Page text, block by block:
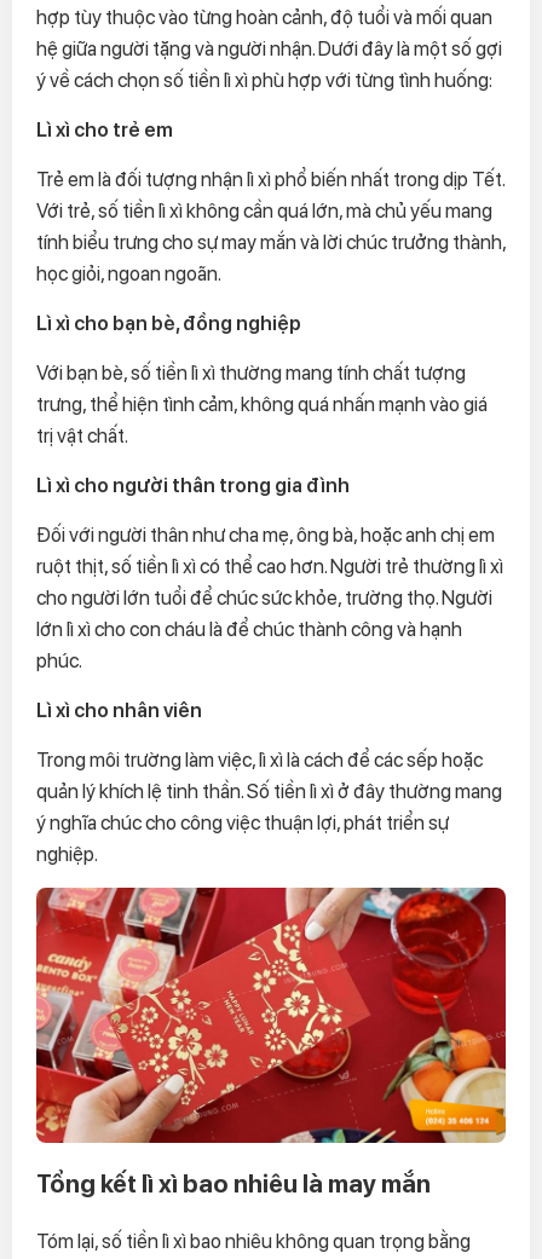
hợp tùy thuộc vào từng hoàn cảnh, độ tuổi và mối quan
hệ giữa người tặng và người nhận. Dưới đây là một số gợi
ý về cách chọn số tiền lì xì phù hợp với từng tình huống:
Lì xì cho trẻ em
Trẻ em là đối tượng nhận lì xì phổ biến nhất trong dịp Tết.
Với trẻ, số tiền lì xì không cần quá lớn, mà chủ yếu mang
tính biểu trưng cho sự may mắn và lời chúc trưởng thành,
học giỏi, ngoan ngoãn.
Lì xì cho bạn bè, đồng nghiệp
Với bạn bè, số tiền lì xì thường mang tính chất tượng
trưng, thể hiện tình cảm, không quá nhấn mạnh vào giá
trị vật chất.
Lì xì cho người thân trong gia đình
Đối với người thân như cha mẹ, ông bà, hoặc anh chị em
ruột thịt, số tiền lì xì có thể cao hơn. Người trẻ thường lì xì
cho người lớn tuổi để chúc sức khỏe, trường thọ. Người
lớn lì xì cho con cháu là để chúc thành công và hạnh
phúc.
Lì xì cho nhân viên
Trong môi trường làm việc, lì xì là cách để các sếp hoặc
quản lý khích lệ tinh thần. Số tiền lì xì ở đây thường mang
ý nghĩa chúc cho công việc thuận lợi, phát triển sự
nghiệp.
Tổng kết lì xì bao nhiêu là may mắn
Tóm lại, số tiền lì xì bao nhiêu không quan trọng bằng